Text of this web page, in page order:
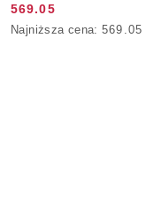
Cena
promocyjna:
569.05
Najniższa
Najniższa cena: 569.05